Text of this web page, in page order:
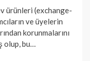
ürünleri (exchange-
ve üyelerin
korunmalarını
olup, bu…